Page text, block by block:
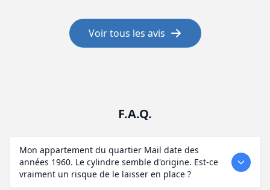
Voir tous les avis
F.A.Q.
Mon appartement du quartier Mail date des
années 1960. Le cylindre semble d'origine. Est-ce
vraiment un risque de le laisser en place ?